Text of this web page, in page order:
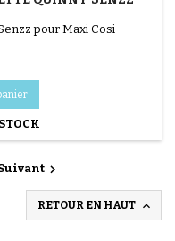
pour Maxi Cosi

RETOUR EN HAUT 